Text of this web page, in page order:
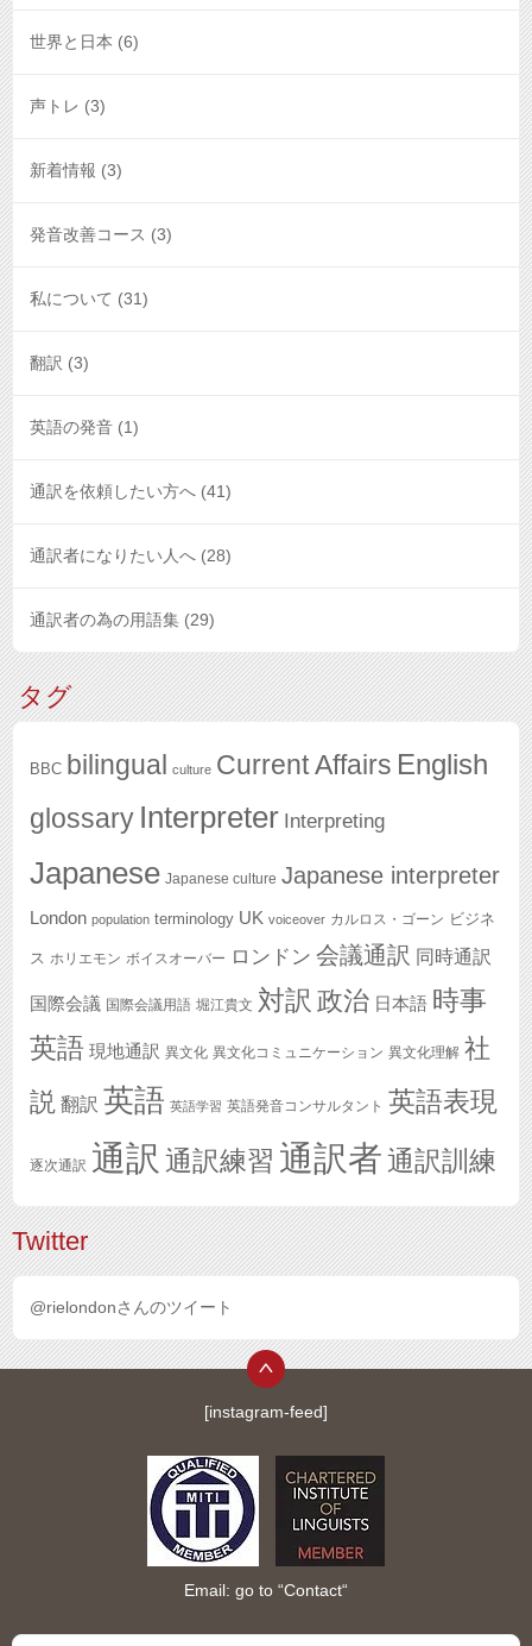
世界と日本 (6)
声トレ (3)
新着情報 (3)
発音改善コース (3)
私について (31)
翻訳 (3)
英語の発音 (1)
通訳を依頼したい方へ (41)
通訳者になりたい人へ (28)
通訳者の為の用語集 (29)
タグ
BBC bilingual culture Current Affairs English
glossary Interpreter Interpreting
Japanese Japanese culture Japanese interpreter
London population terminology UK voiceover カルロス・ゴーン ビジネ
ス ホリエモン ボイスオーバー ロンドン 会議通訳 同時通訳
国際会議 国際会議用語 堀江貴文 対訳 政治 日本語 時事
英語 現地通訳 異文化 異文化コミュニケーション 異文化理解 社
説 翻訳 英語 英語学習 英語発音コンサルタント 英語表現
逐次通訳 通訳 通訳練習 通訳者 通訳訓練
Twitter
@rielondonさんのツイート
[instagram-feed]
Email: go to “Contact“